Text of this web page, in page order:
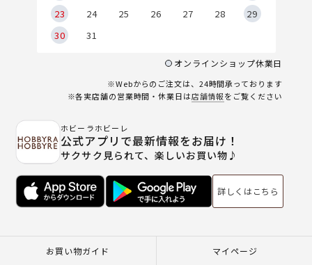
23
24 25 26 27 28
29
30
31
オンラインショップ休業日
※Webからのご注文は、24時間承っております
※各実店舗の営業時間・休業日は店舗情報をご覧ください
ホビーラホビーレ
公式アプリで最新情報をお届け！
サクサク見られて、楽しいお買い物♪
詳しくはこちら
お買い物ガイド マイページ